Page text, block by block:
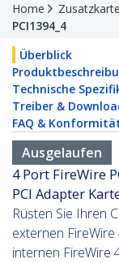
Home
PCI1394_4
Überblick
Technische
Treiber &
FAQ &
Ausgelaufen
4 Port FireWire
PCI Adapter
Rüsten Sie Ihren
externen
internen FireWire